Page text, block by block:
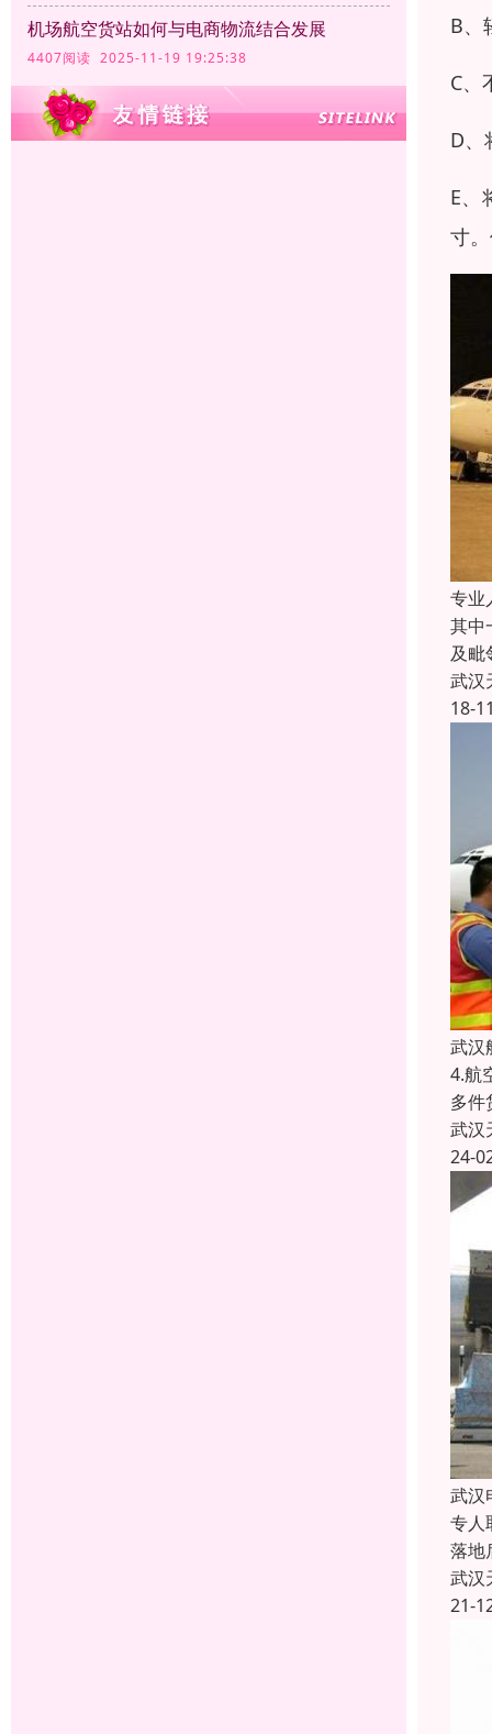
机场航空货站如何与电商物流结合发展
4407阅读 2025-11-19 19:25:38
B、
C、
D、
E、
寸
专业
其中
及毗
武汉
18-
武汉
4.航
多件
武汉
24-
武汉
专人
落地
武汉
21-